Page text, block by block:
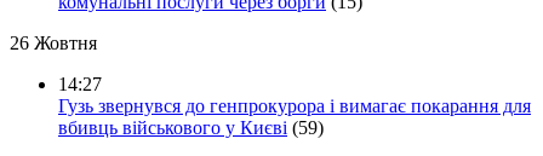
26 Жовтня
14:27
Гузь звернувся до генпрокурора і вимагає покарання для
вбивць військового у Києві (59)